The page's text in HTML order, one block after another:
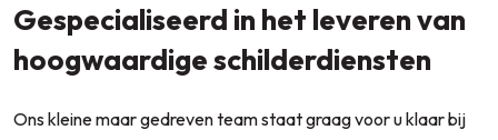
Gespecialiseerd in het leveren van
hoogwaardige schilderdiensten
Ons kleine maar gedreven team staat graag voor u klaar bij